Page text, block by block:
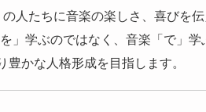
人たちに音楽の楽しさ、喜びを
」学ぶのではなく、音楽「で」
かな人格形成を目指します。